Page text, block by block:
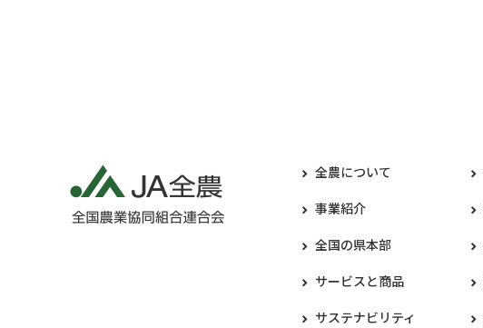
全農について
事業紹介
全国の県本部
サービスと商品
サステナビリティ